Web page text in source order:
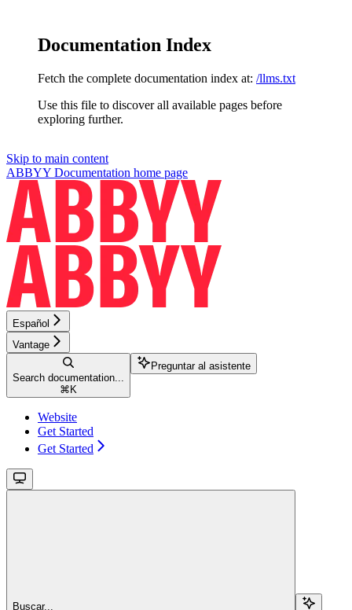
Documentation Index
Fetch the complete documentation index at: /llms.txt
Use this file to discover all available pages before
exploring further.
Skip to main content
ABBYY Documentation home page
Español
Vantage
Search documentation...
⌘ K
Preguntar al asistente
Website
Get Started
Get Started
Buscar...